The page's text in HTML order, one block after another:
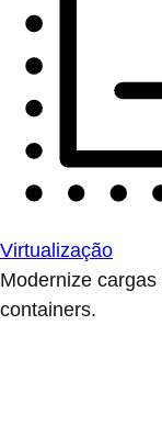
Virtualização
Modernize
containers.